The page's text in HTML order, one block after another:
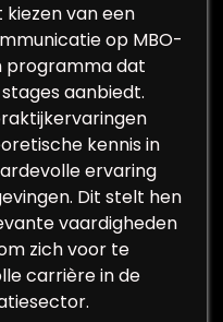
kiezen van een
op MBO-
programma dat
aanbiedt.
kennis in
ervaring
Dit stelt hen
vaardigheden
zich voor te
carrière in de